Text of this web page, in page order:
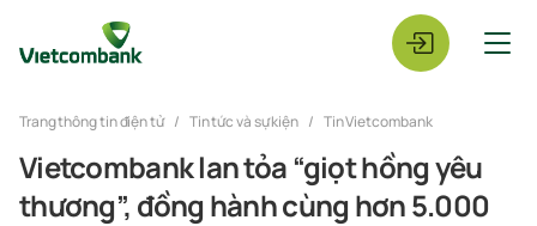
Trang thông tin điện tử Tin tức và sự kiện Tin Vietcombank
Vietcombank lan tỏa “giọt hồng yêu
thương”, đồng hành cùng hơn 5.000